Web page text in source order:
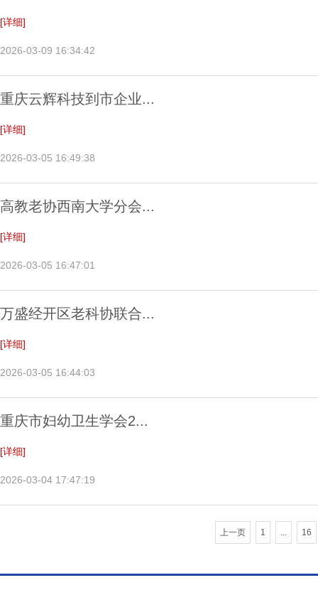
[详细]
2026-03-09 16:34:42
重庆云辉科技到市企业...
[详细]
2026-03-05 16:49:38
高教老协西南大学分会...
[详细]
2026-03-05 16:47:01
万盛经开区老科协联合...
[详细]
2026-03-05 16:44:03
重庆市妇幼卫生学会2...
[详细]
2026-03-04 17:47:19
上一页 1 ... 16